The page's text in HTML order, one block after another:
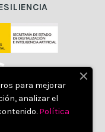
para mejorar
analizar el
Política